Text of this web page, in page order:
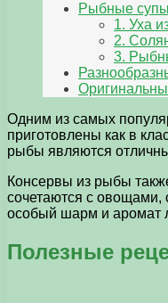
Рыбные
1. Уха
2.
3.
Одним из самых
приготовлены как в
рыбы являются
Консервы из рыбы
сочетаются с овощами,
особый шарм и аромат
Полезные